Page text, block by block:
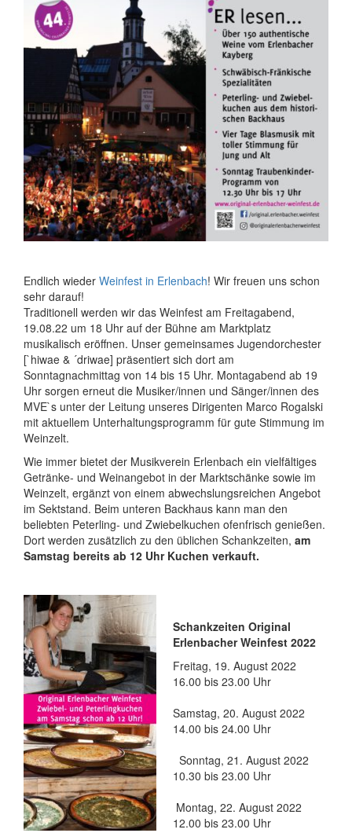
Endlich wieder Weinfest in Erlenbach! Wir freuen uns schon
sehr darauf!
Traditionell werden wir das Weinfest am Freitagabend,
19.08.22 um 18 Uhr auf der Bühne am Marktplatz
musikalisch eröffnen. Unser gemeinsames Jugendorchester
[`hiwae & ´driwae] präsentiert sich dort am
Sonntagnachmittag von 14 bis 15 Uhr. Montagabend ab 19
Uhr sorgen erneut die Musiker/innen und Sänger/innen des
MVE`s unter der Leitung unseres Dirigenten Marco Rogalski
mit aktuellem Unterhaltungsprogramm für gute Stimmung im
Weinzelt.
Wie immer bietet der Musikverein Erlenbach ein vielfältiges
Getränke- und Weinangebot in der Marktschänke sowie im
Weinzelt, ergänzt von einem abwechslungsreichen Angebot
im Sektstand. Beim unteren Backhaus kann man den
beliebten Peterling- und Zwiebelkuchen ofenfrisch genießen.
Dort werden zusätzlich zu den üblichen Schankzeiten, am
Samstag bereits ab 12 Uhr Kuchen verkauft.
Schankzeiten Original
Erlenbacher Weinfest 2022
Freitag, 19. August 2022
16.00 bis 23.00 Uhr
Samstag, 20. August 2022
14.00 bis 24.00 Uhr
Sonntag, 21. August 2022
10.30 bis 23.00 Uhr
Montag, 22. August 2022
12.00 bis 23.00 Uhr